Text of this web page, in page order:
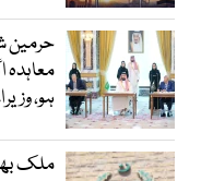
حرمین
ہو،
ملک